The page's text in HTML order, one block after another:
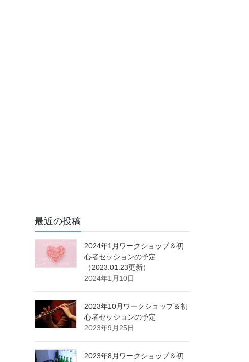
最近の投稿
2024年1月ワークショップ＆初
心者セッションの予定
（2023.01.23更新）
2024年1月10日
2023年10月ワークショップ＆初
心者セッションの予定
2023年9月25日
2023年8月ワークショップ＆初